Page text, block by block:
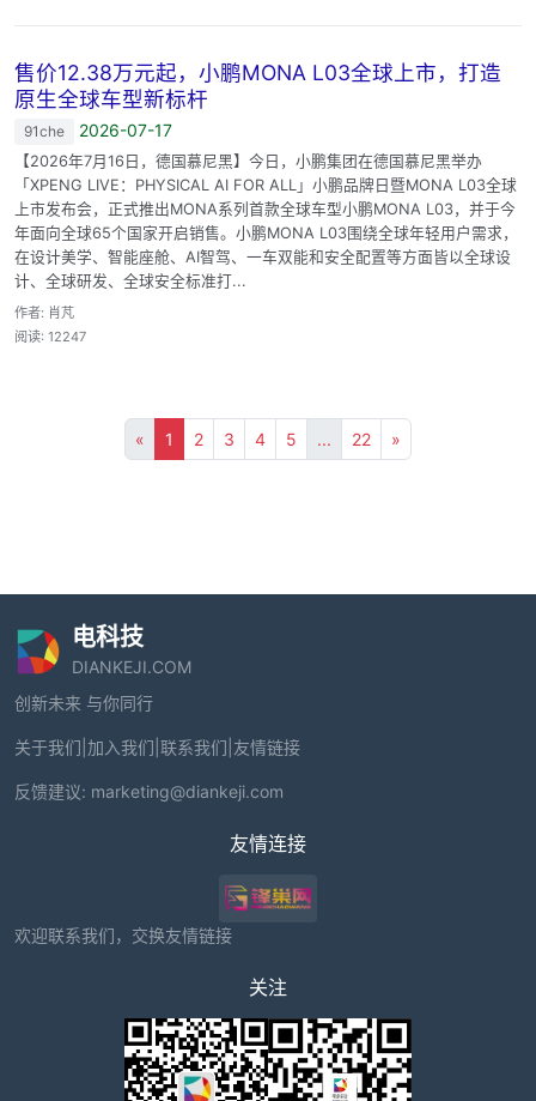
售价12.38万元起，小鹏MONA L03全球上市，打造
原生全球车型新标杆
91che 2026-07-17
【2026年7月16日，德国慕尼黑】今日，小鹏集团在德国慕尼黑举办
「XPENG LIVE：PHYSICAL AI FOR ALL」小鹏品牌日暨MONA L03全球
上市发布会，正式推出MONA系列首款全球车型小鹏MONA L03，并于今
年面向全球65个国家开启销售。小鹏MONA L03围绕全球年轻用户需求，
在设计美学、智能座舱、AI智驾、一车双能和安全配置等方面皆以全球设
计、全球研发、全球安全标准打...
作者: 肖芃
阅读: 12247
« 1 2 3 4 5 ... 22 »
电科技
DIANKEJI.COM
创新未来 与你同行
关于我们 加入我们 联系我们 友情链接
反馈建议: marketing@diankeji.com
友情连接
欢迎联系我们，交换友情链接
关注